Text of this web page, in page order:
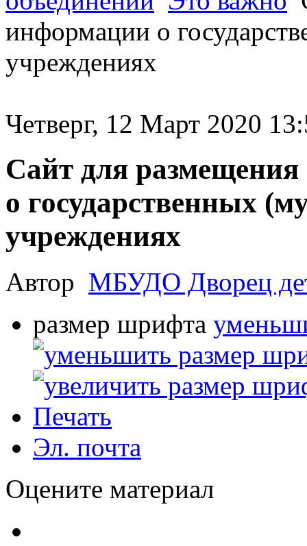
информации о
учреждениях
Четверг, 12 Март 2020
Сайт для
о государственных
учреждениях
Автор МБУДО Дворец
размер шрифта
Печать
Эл. почта
Оцените материал